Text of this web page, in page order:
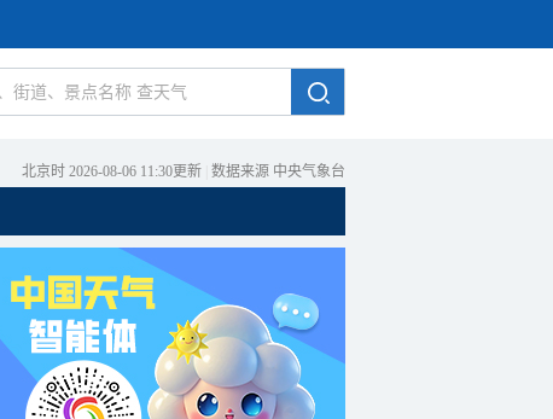
北京时 2026-08-06 11:30更新 数据来源 中央气象台